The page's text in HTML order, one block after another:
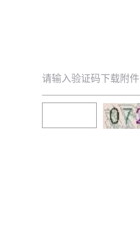
请输入验证码下载附件